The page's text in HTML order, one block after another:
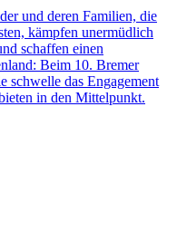
und deren Familien, die
kämpfen unermüdlich
schaffen einen
Beim 10. Bremer
schwelle das Engagement
in den Mittelpunkt.